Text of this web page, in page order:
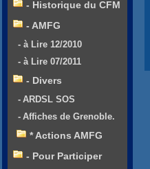
- Historique du CFM
- AMFG
- à Lire 12/2010
- à Lire 07/2011
- Divers
- ARDSL SOS
- Affiches de Grenoble.
* Actions AMFG
- Pour Participer